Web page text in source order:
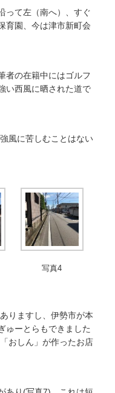
って左（南へ）、すぐ
育園、今は津市新町会
者の在籍中にはゴルフ
い西風に晒された道で
風に苦しむことはない
写真4
りますし、伊勢市が本
ゅーとらもできました
おしん」が作ったお店